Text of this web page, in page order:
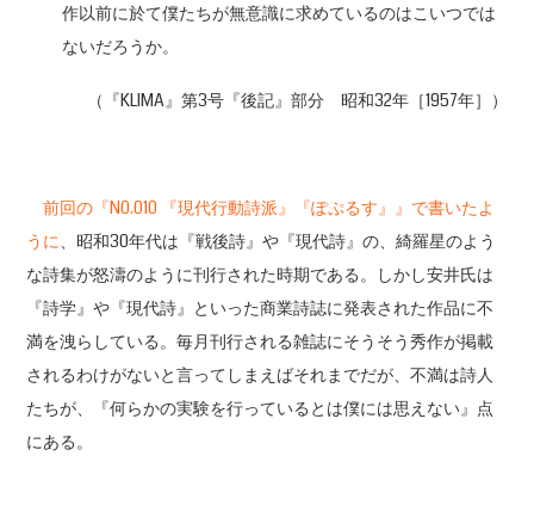
作以前に於て僕たちが無意識に求めているのはこいつでは
ないだろうか。
（『KLIMA』第3号『後記』部分 昭和32年［1957年］）
前回の『N0.010 『現代行動詩派』『ぽぷるす』』で書いたよ
うに、昭和30年代は『戦後詩』や『現代詩』の、綺羅星のよう
な詩集が怒濤のように刊行された時期である。しかし安井氏は
『詩学』や『現代詩』といった商業詩誌に発表された作品に不
満を洩らしている。毎月刊行される雑誌にそうそう秀作が掲載
されるわけがないと言ってしまえばそれまでだが、不満は詩人
たちが、『何らかの実験を行っているとは僕には思えない』点
にある。